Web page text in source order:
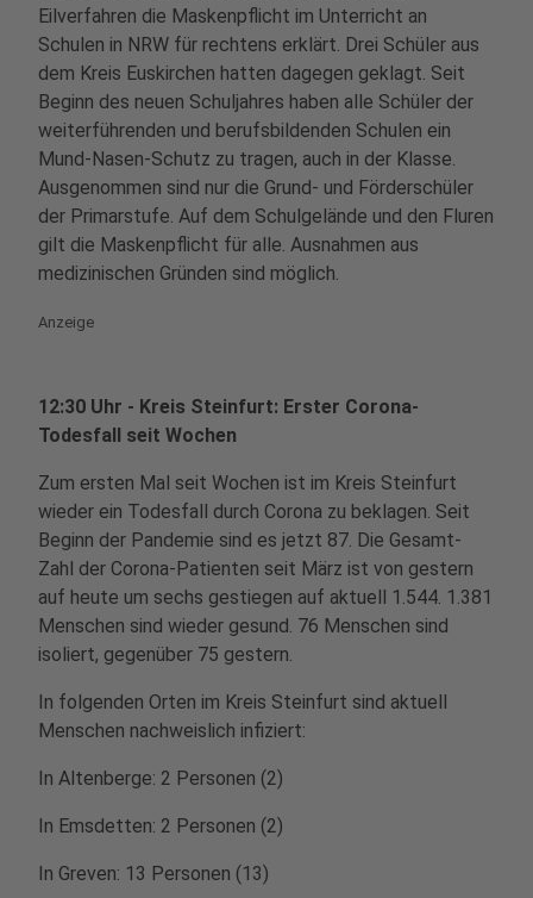
Eilverfahren die Maskenpflicht im Unterricht an
Schulen in NRW für rechtens erklärt. Drei Schüler aus
dem Kreis Euskirchen hatten dagegen geklagt. Seit
Beginn des neuen Schuljahres haben alle Schüler der
weiterführenden und berufsbildenden Schulen ein
Mund-Nasen-Schutz zu tragen, auch in der Klasse.
Ausgenommen sind nur die Grund- und Förderschüler
der Primarstufe. Auf dem Schulgelände und den Fluren
gilt die Maskenpflicht für alle. Ausnahmen aus
medizinischen Gründen sind möglich.
Anzeige
12:30 Uhr - Kreis Steinfurt: Erster Corona-
Todesfall seit Wochen
Zum ersten Mal seit Wochen ist im Kreis Steinfurt
wieder ein Todesfall durch Corona zu beklagen. Seit
Beginn der Pandemie sind es jetzt 87. Die Gesamt-
Zahl der Corona-Patienten seit März ist von gestern
auf heute um sechs gestiegen auf aktuell 1.544. 1.381
Menschen sind wieder gesund. 76 Menschen sind
isoliert, gegenüber 75 gestern.
In folgenden Orten im Kreis Steinfurt sind aktuell
Menschen nachweislich infiziert:
In Altenberge: 2 Personen (2)
In Emsdetten: 2 Personen (2)
In Greven: 13 Personen (13)